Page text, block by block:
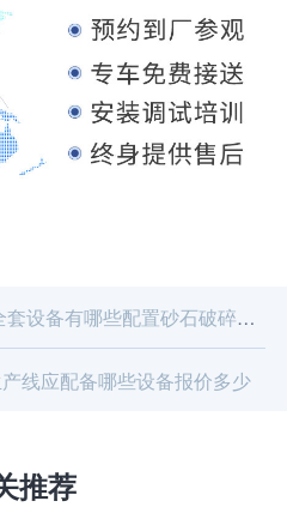
备有哪些配置砂石破碎机多少钱
线应配备哪些设备报价多少
推荐